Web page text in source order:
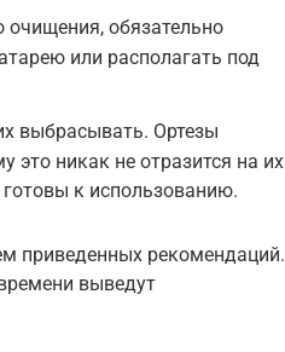
обязательно
или располагать под
выбрасывать. Ортезы
это никак не отразится на их
к использованию.
приведенных рекомендаций.
выведут